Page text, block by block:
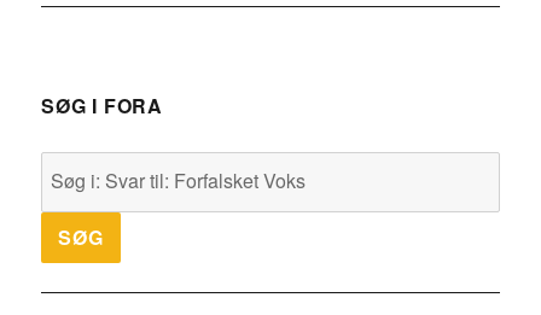
SØG I FORA